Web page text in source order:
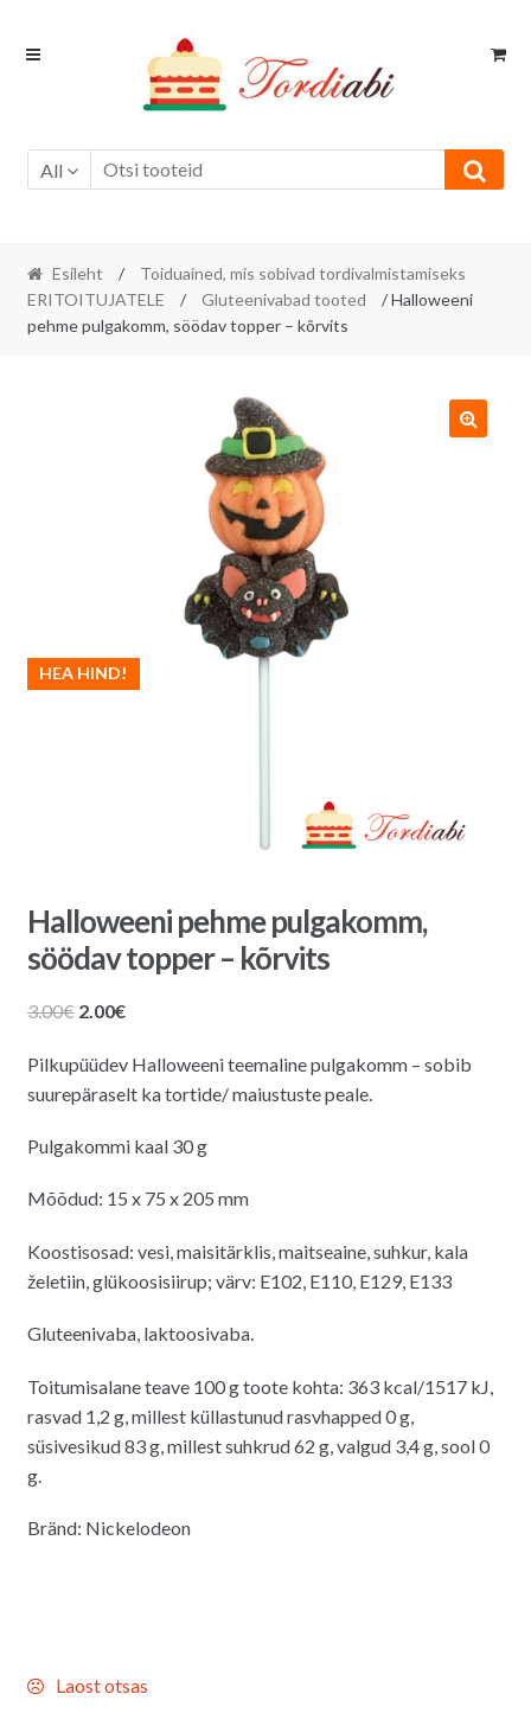
Skip
Skip
All
Esileht /
Toiduained, mis sobivad tordivalmistamiseks
ERITOITUJATELE
/ Gluteenivabad tooted
/ Halloweeni
pehme pulgakomm, söödav topper – kõrvits
HEA HIND!
Halloweeni pehme pulgakomm,
söödav topper – kõrvits
3.00€ Algne
oli:
3.00€.
2.00€Praegune
on:
2.00€.
Pilkupüüdev Halloweeni teemaline pulgakomm – sobib
suurepäraselt ka tortide/ maiustuste peale.
Pulgakommi kaal 30 g
Mõõdud: 15 x 75 x 205 mm
Koostisosad: vesi, maisitärklis, maitseaine, suhkur, kala
želetiin, glükoosisiirup; värv: E102, E110, E129, E133
Gluteenivaba, laktoosivaba.
Toitumisalane teave 100 g toote kohta: 363 kcal/1517 kJ,
rasvad 1,2 g, millest küllastunud rasvhapped 0 g,
süsivesikud 83 g, millest suhkrud 62 g, valgud 3,4 g, sool 0
g.
Bränd: Nickelodeon
Laost otsas